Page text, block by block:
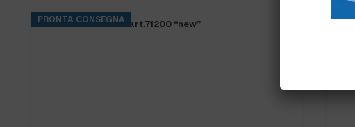
PRONTA CONSEGNA
FRANGIA SOFT SR art.71200 “new”